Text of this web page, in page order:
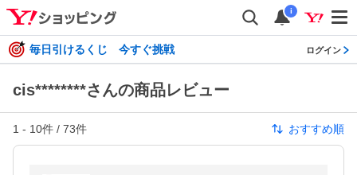
i
毎日引けるくじ 今すぐ挑戦 ログイン
cis********さんの商品レビュー
1 - 10件 / 73件 おすすめ順